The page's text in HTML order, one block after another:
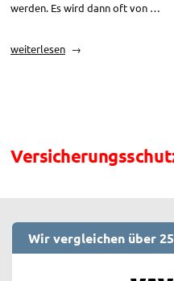
werden. Es wird dann oft von …
„Versicherungsschutz
weiterlesen
Wir vergleichen über